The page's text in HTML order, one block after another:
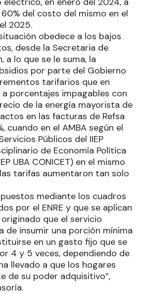
del costo del mismo en el
2025.
obedece a los bajos
desde la Secretaria de
a lo que se le suma, la
por parte del Gobierno
tarifarios que en
porcentajes impagables con
de la energía mayorista de
en las facturas de Refsa
cuando en el AMBA según el
Públicos del IIEP
de Economía Política
UBA CONICET) en el mismo
tarifas aumentaron tan solo
mediante los cuadros
por el ENRE y que se aplican
originado que el servicio
de insumir una porción mínima
en un gasto fijo que se
4 y 5 veces, dependiendo de
llevado a que los hogares
de su poder adquisitivo”,